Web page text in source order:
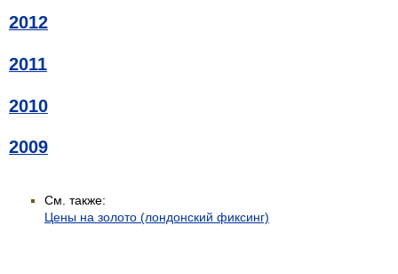
2012
2011
2010
2009
См. также:
Цены на золото (лондонский фиксинг)